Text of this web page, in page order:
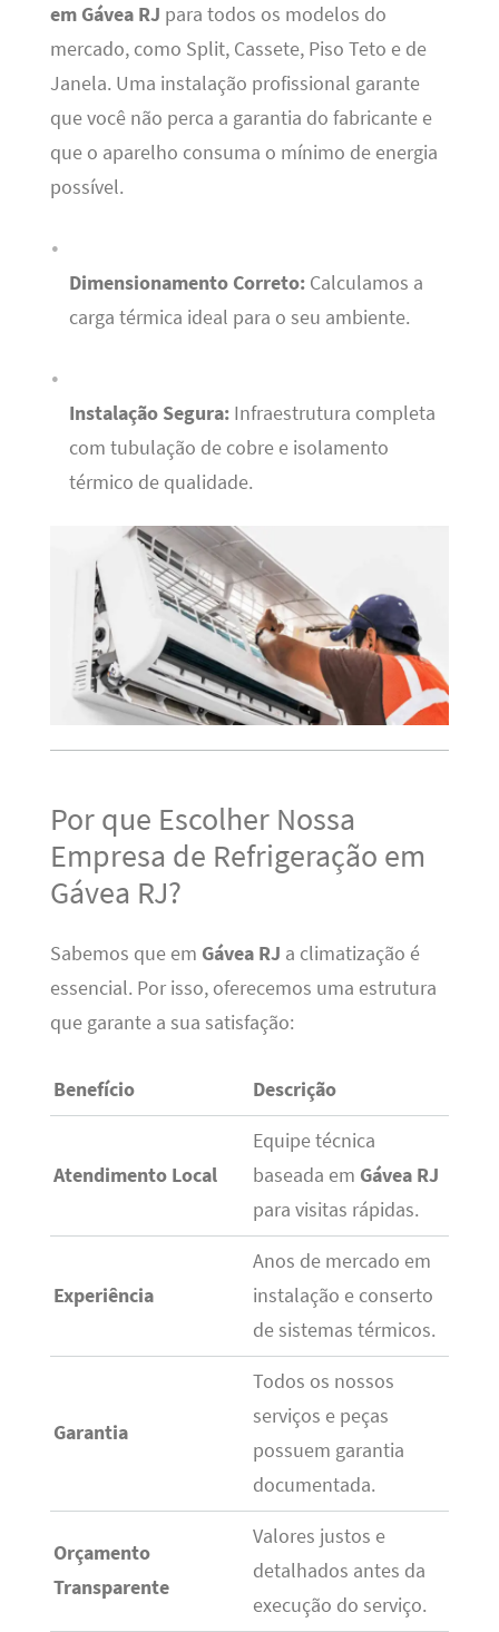
em Gávea RJ para todos os modelos do
mercado, como Split, Cassete, Piso Teto e de
Janela. Uma instalação profissional garante
que você não perca a garantia do fabricante e
que o aparelho consuma o mínimo de energia
possível.
Dimensionamento Correto:Calculamos a
carga térmica ideal para o seu ambiente.
Instalação Segura:Infraestrutura completa
com tubulação de cobre e isolamento
térmico de qualidade.
Por que Escolher Nossa
Empresa de Refrigeração em
Gávea RJ?
Sabemos que em Gávea RJ a climatização é
essencial. Por isso, oferecemos uma estrutura
que garante a sua satisfação:
Benefício Descrição
Atendimento Local
Equipe técnica
baseada em Gávea RJ
para visitas rápidas.
Experiência
Anos de mercado em
instalação e conserto
de sistemas térmicos.
Garantia
Todos os nossos
serviços e peças
possuem garantia
documentada.
Orçamento
Transparente
Valores justos e
detalhados antes da
execução do serviço.